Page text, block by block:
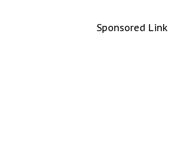
Sponsored Link